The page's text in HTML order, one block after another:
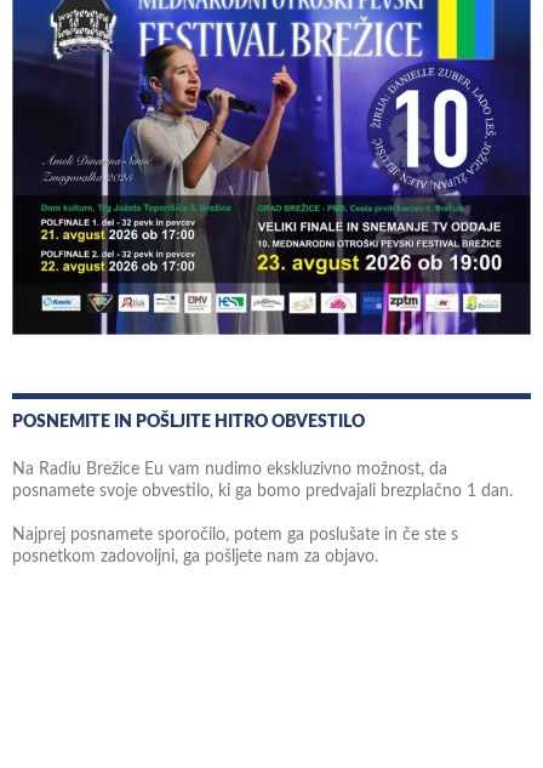
POSNEMITE IN POŠLJITE HITRO OBVESTILO
Na Radiu Brežice Eu vam nudimo ekskluzivno možnost, da
posnamete svoje obvestilo, ki ga bomo predvajali brezplačno 1 dan.
Najprej posnamete sporočilo, potem ga poslušate in če ste s
posnetkom zadovoljni, ga pošljete nam za objavo.